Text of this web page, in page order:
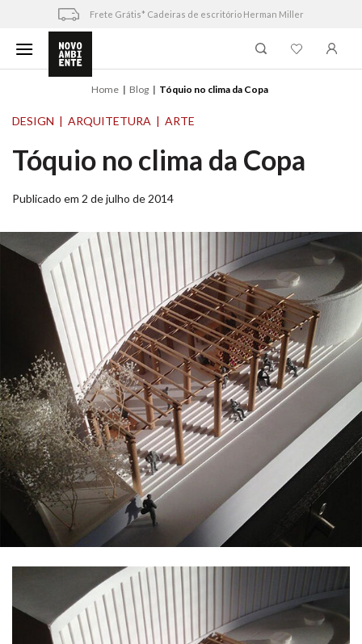
content
Frete Grátis* Cadeiras de escritório Herman Miller
Home Blog Tóquio no clima da Copa
DESIGN ARQUITETURA ARTE
Tóquio no clima da Copa
Publicado em 2 de julho de 2014